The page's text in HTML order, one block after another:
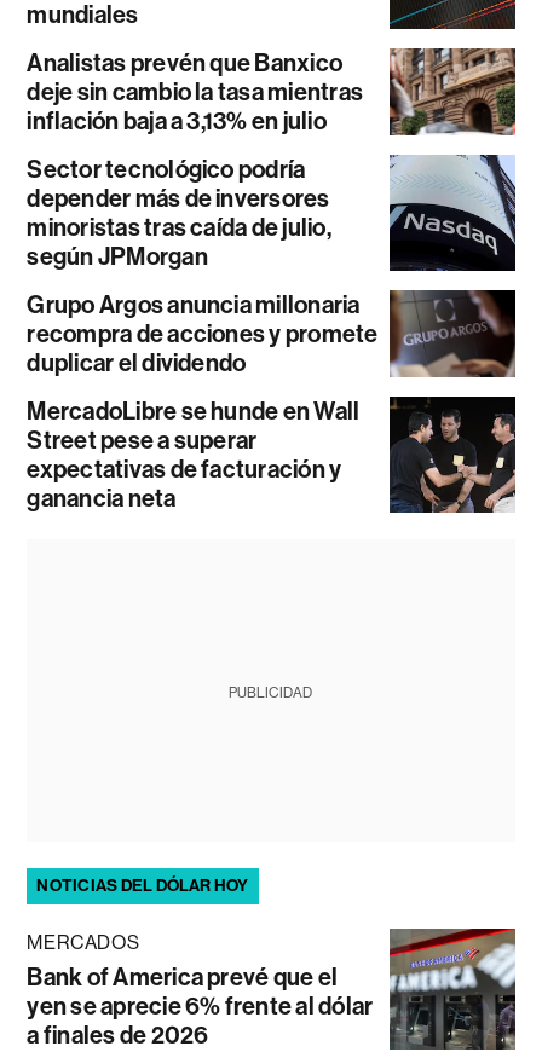
mundiales
Analistas prevén que Banxico
deje sin cambio la tasa mientras
inflación baja a 3,13% en julio
Sector tecnológico podría
depender más de inversores
minoristas tras caída de julio,
según JPMorgan
Grupo Argos anuncia millonaria
recompra de acciones y promete
duplicar el dividendo
MercadoLibre se hunde en Wall
Street pese a superar
expectativas de facturación y
ganancia neta
PUBLICIDAD
NOTICIAS DEL DÓLAR HOY
MERCADOS
Bank of America prevé que el
yen se aprecie 6% frente al dólar
a finales de 2026